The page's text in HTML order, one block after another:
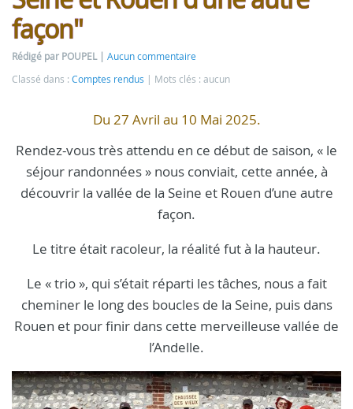
façon"
Rédigé par POUPEL
Aucun commentaire
Classé dans : Comptes rendus Mots clés : aucun
Du 27 Avril au 10 Mai 2025.
Rendez-vous très attendu en ce début de saison, « le
séjour randonnées » nous conviait, cette année, à
découvrir la vallée de la Seine et Rouen d’une autre
façon.
Le titre était racoleur, la réalité fut à la hauteur.
Le « trio », qui s’était réparti les tâches, nous a fait
cheminer le long des boucles de la Seine, puis dans
Rouen et pour finir dans cette merveilleuse vallée de
l’Andelle.